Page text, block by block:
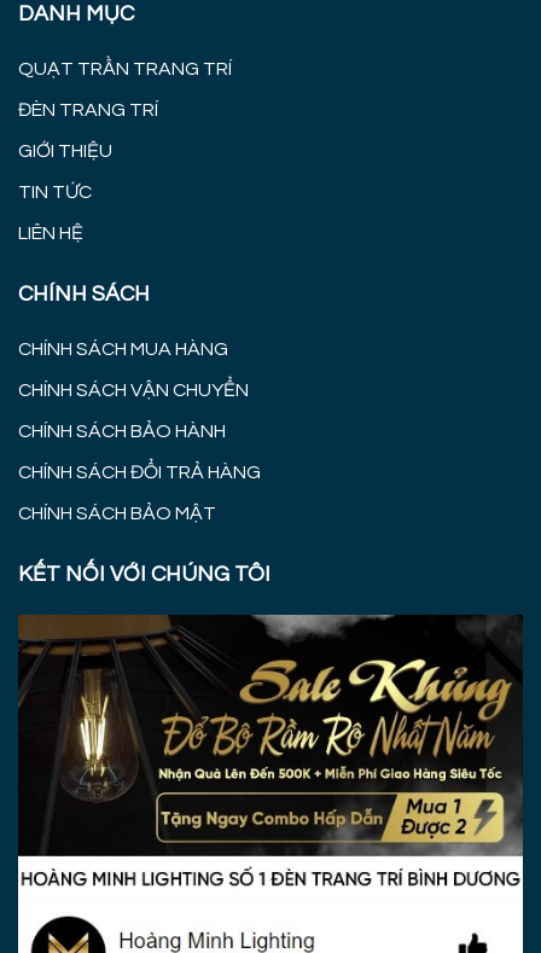
DANH MỤC
QUẠT TRẦN TRANG TRÍ
ĐÈN TRANG TRÍ
GIỚI THIỆU
TIN TỨC
LIÊN HỆ
CHÍNH SÁCH
CHÍNH SÁCH MUA HÀNG
CHÍNH SÁCH VẬN CHUYỂN
CHÍNH SÁCH BẢO HÀNH
CHÍNH SÁCH ĐỔI TRẢ HÀNG
CHÍNH SÁCH BẢO MẬT
KẾT NỐI VỚI CHÚNG TÔI